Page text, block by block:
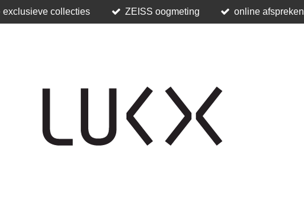
exclusieve collecties ZEISS oogmeting online afspreken